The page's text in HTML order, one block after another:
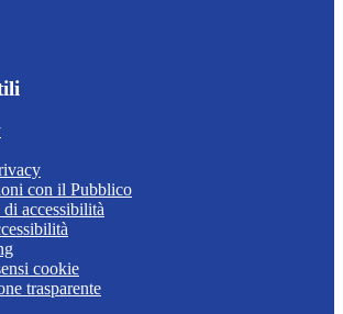
con il Pubblico
accessibilità
cookie
trasparente